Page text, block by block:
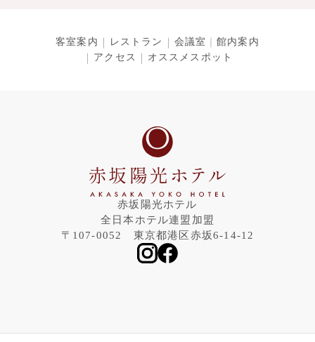
客室案内 レストラン 会議室
館内案内
アクセス
オススメスポット
赤坂陽光ホテル
全日本ホテル連盟加盟
〒107-0052 東京都港区赤坂6-14-12